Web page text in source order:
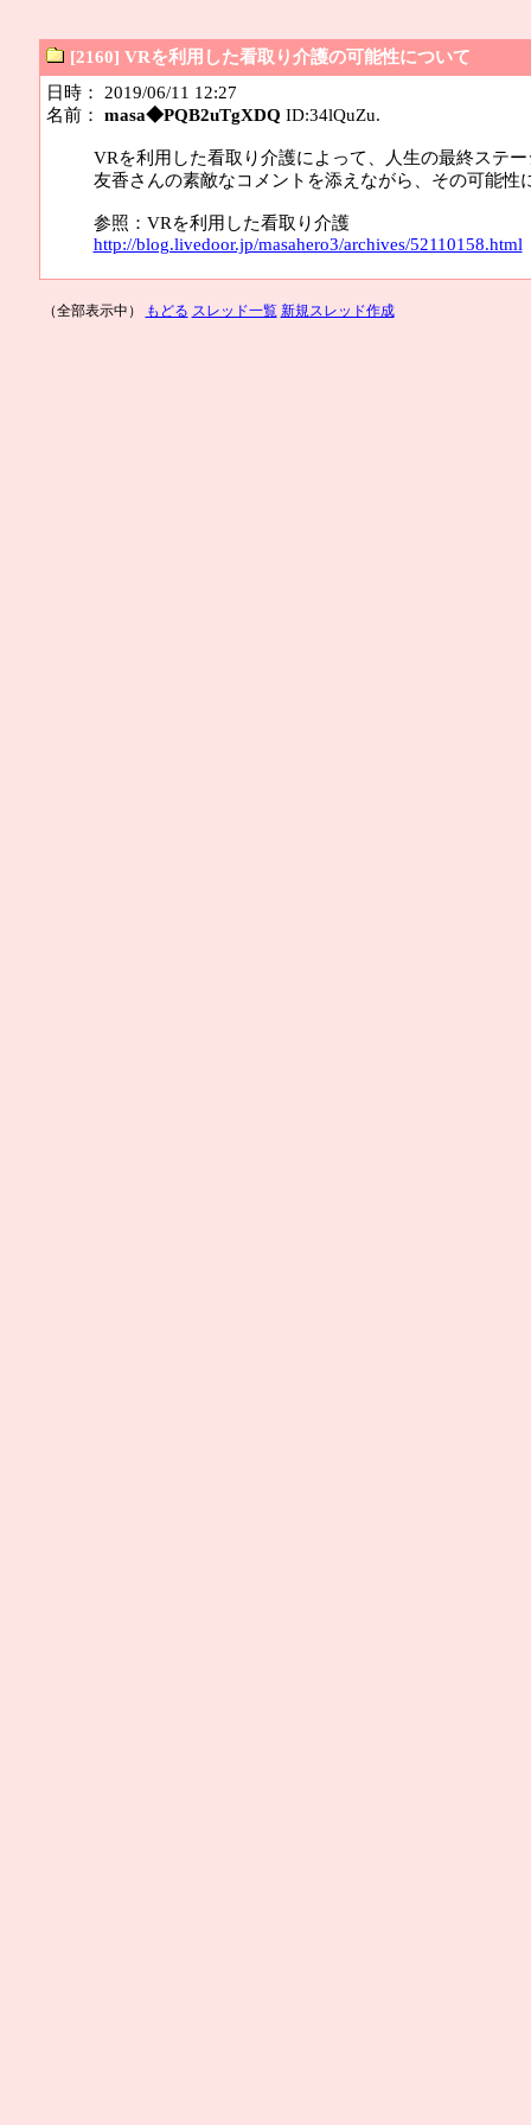
[2160] VRを利用した看取り介護の可能性について
日時： 2019/06/11 12:27
名前： masa◆PQB2uTgXDQ ID:34lQuZu.
VRを利用した看取り介護によって、人生の最終ステ
友香さんの素敵なコメントを添えながら、その可能
参照：VRを利用した看取り介護
http://blog.livedoor.jp/masahero3/archives/52110158.html
（全部表示中） もどる スレッド一覧 新規スレッド作成